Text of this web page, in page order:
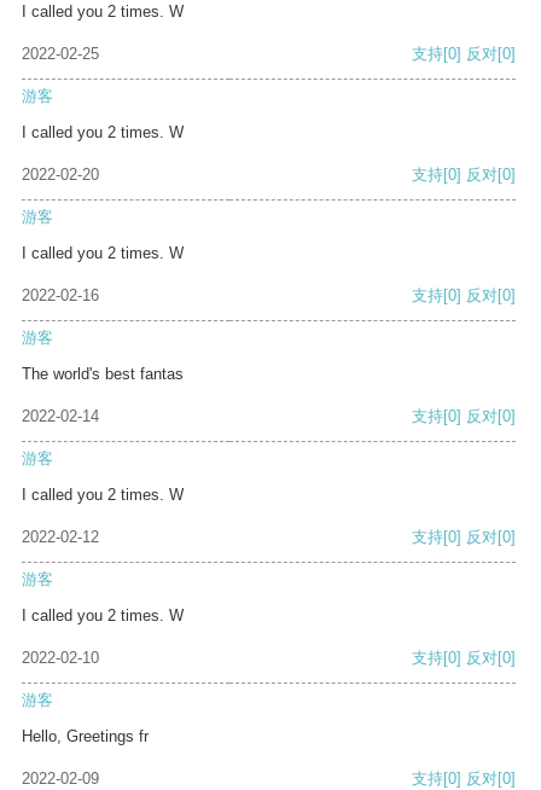
I called you 2 times. W
2022-02-25 支持[0] 反对[0]
游客
I called you 2 times. W
2022-02-20 支持[0] 反对[0]
游客
I called you 2 times. W
2022-02-16 支持[0] 反对[0]
游客
The world's best fantas
2022-02-14 支持[0] 反对[0]
游客
I called you 2 times. W
2022-02-12 支持[0] 反对[0]
游客
I called you 2 times. W
2022-02-10 支持[0] 反对[0]
游客
Hello, Greetings fr
2022-02-09 支持[0] 反对[0]